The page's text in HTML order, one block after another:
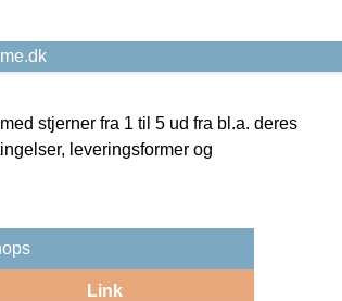
stjerner fra 1 til 5 ud fra bl.a. deres
leveringsformer og
Link